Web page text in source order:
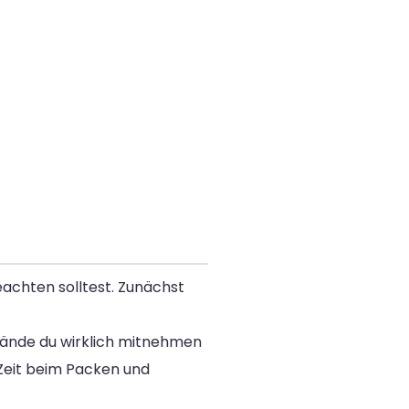
solltest. Zunächst
du wirklich mitnehmen
beim Packen und